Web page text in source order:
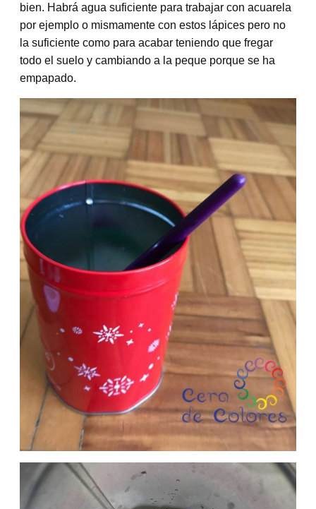
bien. Habrá agua suficiente para trabajar con acuarela
por ejemplo o mismamente con estos lápices pero no
la suficiente como para acabar teniendo que fregar
todo el suelo y cambiando a la peque porque se ha
empapado.